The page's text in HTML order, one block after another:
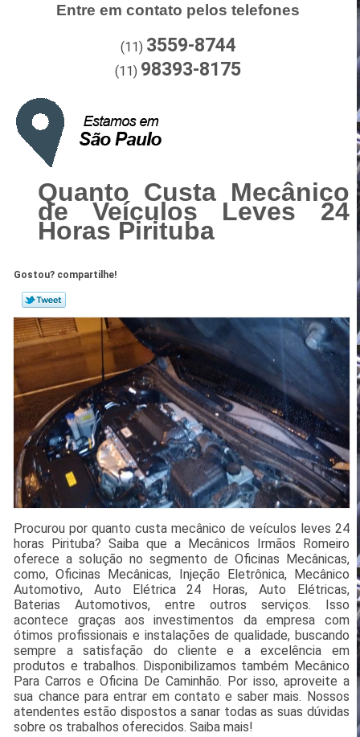
Entre em contato pelos telefones
(11) 3559-8744
(11) 98393-8175
Quanto Custa Mecânico
de Veículos Leves 24
Horas Pirituba
Gostou? compartilhe!
Procurou por quanto custa mecânico de veículos leves 24
horas Pirituba? Saiba que a Mecânicos Irmãos Romeiro
oferece a solução no segmento de Oficinas Mecânicas,
como, Oficinas Mecânicas, Injeção Eletrônica, Mecânico
Automotivo, Auto Elétrica 24 Horas, Auto Elétricas,
Baterias Automotivos, entre outros serviços. Isso
acontece graças aos investimentos da empresa com
ótimos profissionais e instalações de qualidade, buscando
sempre a satisfação do cliente e a excelência em
produtos e trabalhos. Disponibilizamos também Mecânico
Para Carros e Oficina De Caminhão. Por isso, aproveite a
sua chance para entrar em contato e saber mais. Nossos
atendentes estão dispostos a sanar todas as suas dúvidas
sobre os trabalhos oferecidos. Saiba mais!